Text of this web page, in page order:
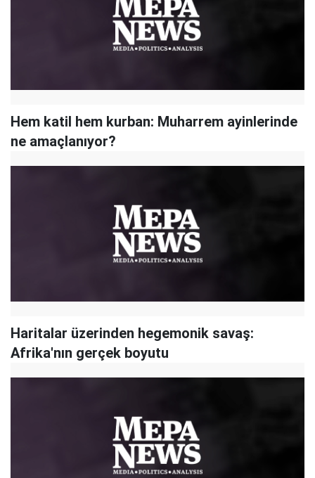
Hem katil hem kurban: Muharrem ayinlerinde
ne amaçlanıyor?
Haritalar üzerinden hegemonik savaş:
Afrika'nın gerçek boyutu